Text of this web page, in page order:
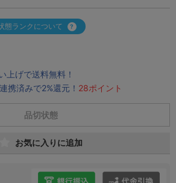
態ランクについて
上げで送料無料！
携済みで2%還元！ 28ポイント
品切状態
お気に入りに追加